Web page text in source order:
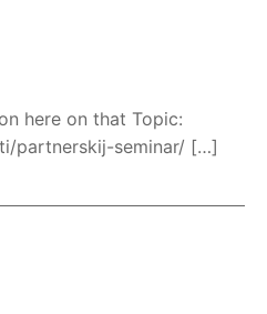
here on that Topic:
partnerskij-seminar/ […]